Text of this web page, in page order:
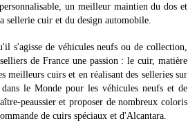
un meilleur maintien du dos et
sellerie cuir et du design automobile.
de véhicules neufs ou de collection,
de France une passion : le cuir, matière
meilleurs cuirs et en réalisant des selleries sur
le Monde pour les véhicules neufs et de
peaussier et proposer de nombreux coloris
de cuirs spéciaux et d'Alcantara.